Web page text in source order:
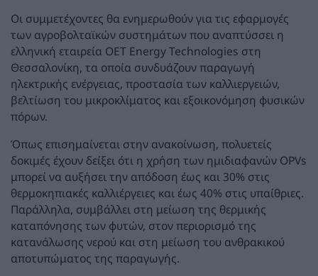
Οι συμμετέχοντες θα ενημερωθούν για τις εφαρμογές
των αγροβολταϊκών συστημάτων που αναπτύσσει η
ελληνική εταιρεία OET Energy Technologies στη
Θεσσαλονίκη, τα οποία συνδυάζουν παραγωγή
ηλεκτρικής ενέργειας, προστασία των καλλιεργειών,
βελτίωση του μικροκλίματος και εξοικονόμηση φυσικών
πόρων.
Όπως επισημαίνεται στην ανακοίνωση, πολυετείς
δοκιμές έχουν δείξει ότι η χρήση των ημιδιαφανών OPVs
μπορεί να αυξήσει την απόδοση έως και 30% στις
θερμοκηπιακές καλλιέργειες και έως 40% στις υπαίθριες.
Παράλληλα, συμβάλλει στη μείωση της θερμικής
καταπόνησης των φυτών, στον περιορισμό της
κατανάλωσης νερού και στη μείωση του ανθρακικού
αποτυπώματος της παραγωγής.